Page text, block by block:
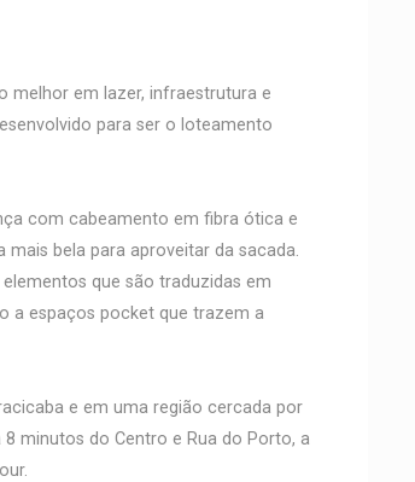
melhor em lazer, infraestrutura e
para ser o loteamento
com cabeamento em fibra ótica e
bela para aproveitar da sacada.
que são traduzidas em
a espaços pocket que trazem a
e em uma região cercada por
minutos do Centro e Rua do Porto, a